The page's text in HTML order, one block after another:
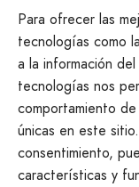
Para ofrecer las
tecnologías como
a la información
tecnologías nos
comportamiento
únicas en este
consentimiento,
características y